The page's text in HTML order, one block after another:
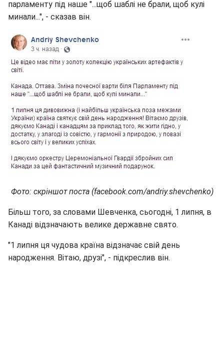
парламенту під наше "...щоб шаблі не брали, щоб кулі
минали...", - сказав він.
Фото: скріншот поста (facebook.com/andriy.shevchenko)
Більш того, за словами Шевченка, сьогодні, 1 липня, в
Канаді відзначають велике державне свято.
"1 липня ця чудова країна відзначає свій день
народження. Вітаю, друзі", - підкреслив він.